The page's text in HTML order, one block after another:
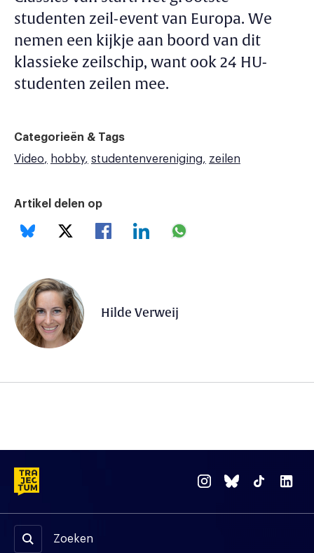
studenten zeil-event van Europa. We
nemen een kijkje aan boord van dit
klassieke zeilschip, want ook 24 HU-
studenten zeilen mee.
Categorieën & Tags
Video
hobby studentenvereniging zeilen
Artikel delen op
Hilde Verweij
Zoeken